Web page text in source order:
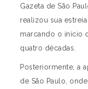
Gazeta de São
realizou sua estreia
marcando o início
quatro décadas.
Posteriormente, a
de São Paulo,